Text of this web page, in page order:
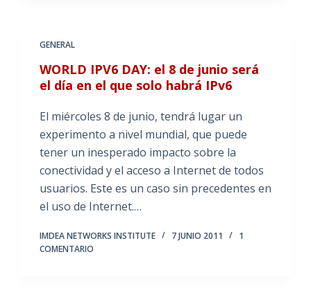
GENERAL
WORLD IPV6 DAY: el 8 de junio será
el día en el que solo habrá IPv6
El miércoles 8 de junio, tendrá lugar un
experimento a nivel mundial, que puede
tener un inesperado impacto sobre la
conectividad y el acceso a Internet de todos
usuarios. Este es un caso sin precedentes en
el uso de Internet.…
IMDEA NETWORKS INSTITUTE 7 JUNIO 2011
1
COMENTARIO